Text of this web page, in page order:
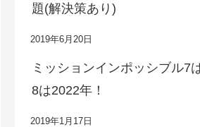
題(解決策あり)
2019年6月20日
ミッションインポッシブル7
8は2022年！
2019年1月17日